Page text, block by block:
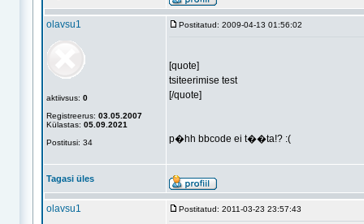
olavsu1
aktiivsus: 0
Registreerus: 03.05.2007
Külastas: 05.09.2021
Postitusi: 34
Postitatud: 2009-04-13 01:56:02
[quote]
tsiteerimise test
[/quote]
p�hh bbcode ei t��ta!? :(
Tagasi üles
olavsu1 Postitatud: 2011-03-23 23:57:43